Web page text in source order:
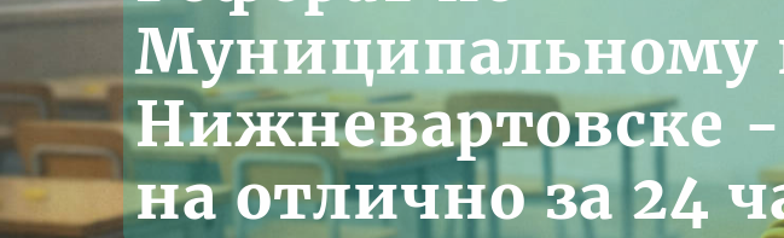
Муниципальному
Нижневартовске
на отлично за 24